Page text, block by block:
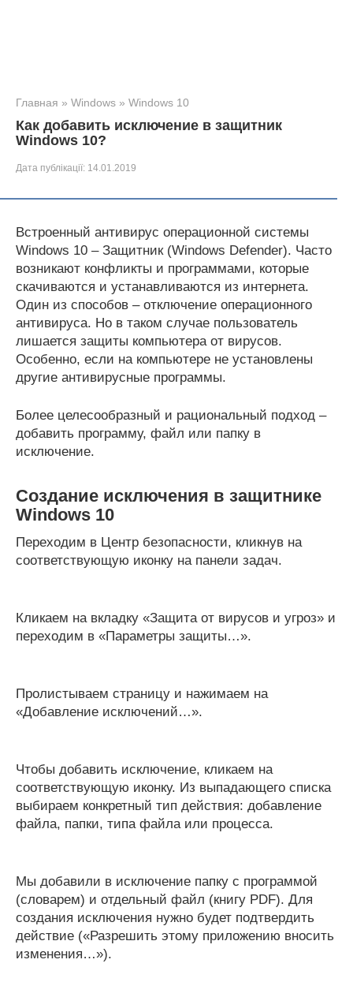
Главная » Windows » Windows 10
Как добавить исключение в защитник
Windows 10?
Дата публікації: 14.01.2019
Встроенный антивирус операционной системы
Windows 10 – Защитник (Windows Defender). Часто
возникают конфликты и программами, которые
скачиваются и устанавливаются из интернета.
Один из способов – отключение операционного
антивируса. Но в таком случае пользователь
лишается защиты компьютера от вирусов.
Особенно, если на компьютере не установлены
другие антивирусные программы.
Более целесообразный и рациональный подход –
добавить программу, файл или папку в
исключение.
Создание исключения в защитнике
Windows 10
Переходим в Центр безопасности, кликнув на
соответствующую иконку на панели задач.
Кликаем на вкладку «Защита от вирусов и угроз» и
переходим в «Параметры защиты…».
Пролистываем страницу и нажимаем на
«Добавление исключений…».
Чтобы добавить исключение, кликаем на
соответствующую иконку. Из выпадающего списка
выбираем конкретный тип действия: добавление
файла, папки, типа файла или процесса.
Мы добавили в исключение папку с программой
(словарем) и отдельный файл (книгу PDF). Для
создания исключения нужно будет подтвердить
действие («Разрешить этому приложению вносить
изменения…»).